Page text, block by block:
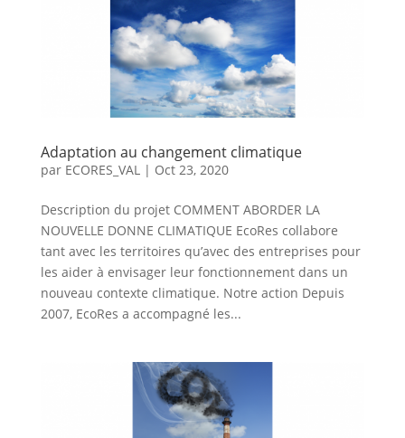
Adaptation au changement climatique
par ECORES_VAL| Oct 23, 2020
Description du projet COMMENT ABORDER LA
NOUVELLE DONNE CLIMATIQUE EcoRes collabore
tant avec les territoires qu’avec des entreprises pour
les aider à envisager leur fonctionnement dans un
nouveau contexte climatique. Notre action Depuis
2007, EcoRes a accompagné les...